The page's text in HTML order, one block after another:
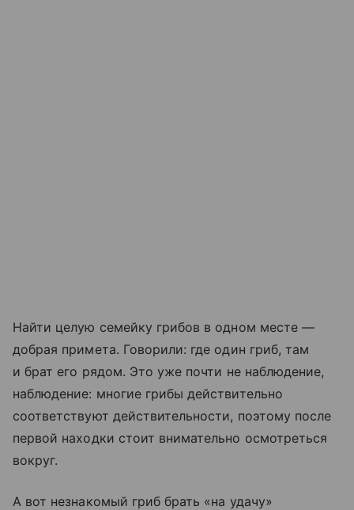
Найти целую семейку грибов в одном месте —
добрая примета. Говорили: где один гриб, там
и брат его рядом. Это уже почти не наблюдение,
наблюдение: многие грибы действительно
соответствуют действительности, поэтому после
первой находки стоит внимательно осмотреться
вокруг.
А вот незнакомый гриб брать «на удачу»